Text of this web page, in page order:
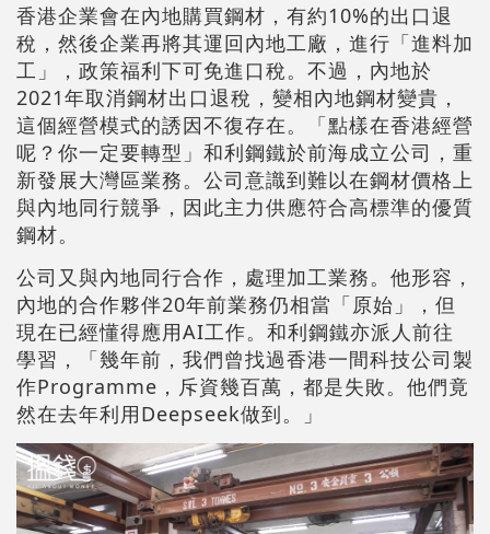
香港企業會在內地購買鋼材，有約10%的出口退
稅，然後企業再將其運回內地工廠，進行「進料加
工」，政策福利下可免進口稅。不過，內地於
2021年取消鋼材出口退稅，變相內地鋼材變貴，
這個經營模式的誘因不復存在。「點樣在香港經營
呢？你一定要轉型」和利鋼鐵於前海成立公司，重
新發展大灣區業務。公司意識到難以在鋼材價格上
與內地同行競爭，因此主力供應符合高標準的優質
鋼材。
公司又與內地同行合作，處理加工業務。他形容，
內地的合作夥伴20年前業務仍相當「原始」，但
現在已經懂得應用AI工作。和利鋼鐵亦派人前往
學習，「幾年前，我們曾找過香港一間科技公司製
作Programme，斥資幾百萬，都是失敗。他們竟
然在去年利用Deepseek做到。」